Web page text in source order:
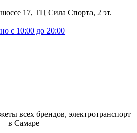
17, ТЦ Сила Спорта, 2 эт.
с 10:00 до 20:00
всех брендов, электротранспорт
в Самаре